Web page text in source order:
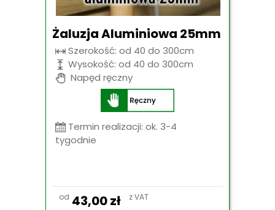
Żaluzja Aluminiowa 25mm
Szerokość: od 40 do 300cm
Wysokość: od 40 do 300cm
Napęd ręczny
Termin realizacji: ok. 3-4
tygodnie
od 43,00zł z VAT